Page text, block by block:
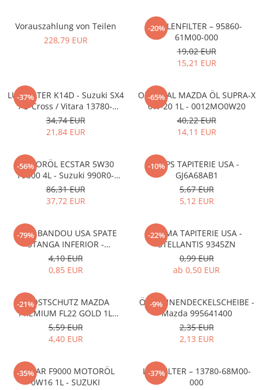
Vorauszahlung von Teilen
228,79 EUR
-20%
POLLENFILTER – 95860-
61M00-000
19,02 EUR
15,21 EUR
-37%
LUFTFILTER K14D - Suzuki SX4
/ S-Cross / Vitara 13780-
53SA0-000
34,74 EUR
21,84 EUR
-65%
ORIGINAL MAZDA ÖL SUPRA-X
0W-20 1L - 0012MO0W20
40,22 EUR
14,11 EUR
-56%
MOTORÖL ECSTAR 5W30
F9000 4L - Suzuki 990R0-
21E72-004
86,31 EUR
37,72 EUR
-10%
CLIPS TAPITERIE USA -
GJ6A68AB1
5,67 EUR
5,12 EUR
-79%
CLIPS BANDOU USA SPATE
STANGA INFERIOR -
KD5351SJ3A
4,10 EUR
0,85 EUR
-22%
CLEMA TAPITERIE USA -
STELLANTIS 9345ZN
0,99 EUR
ab 0,50 EUR
-21%
FROSTSCHUTZ MAZDA
PREMIUM FL22 GOLD 1L
L247CL005 4X
5,59 EUR
4,40 EUR
-9%
ÖLWANNENDECKELSCHEIBE -
Mazda 995641400
2,35 EUR
2,13 EUR
-35%
ECSTAR F9000 MOTORÖL
0W16 1L - SUZUKI
-37%
LUFTFILTER – 13780-68M00-
000